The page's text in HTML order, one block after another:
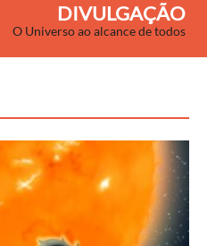
DIVULGAÇÃO
O Universo ao alcance de todos